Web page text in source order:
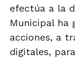
efectúa a la
Municipal ha
acciones, a
digitales,